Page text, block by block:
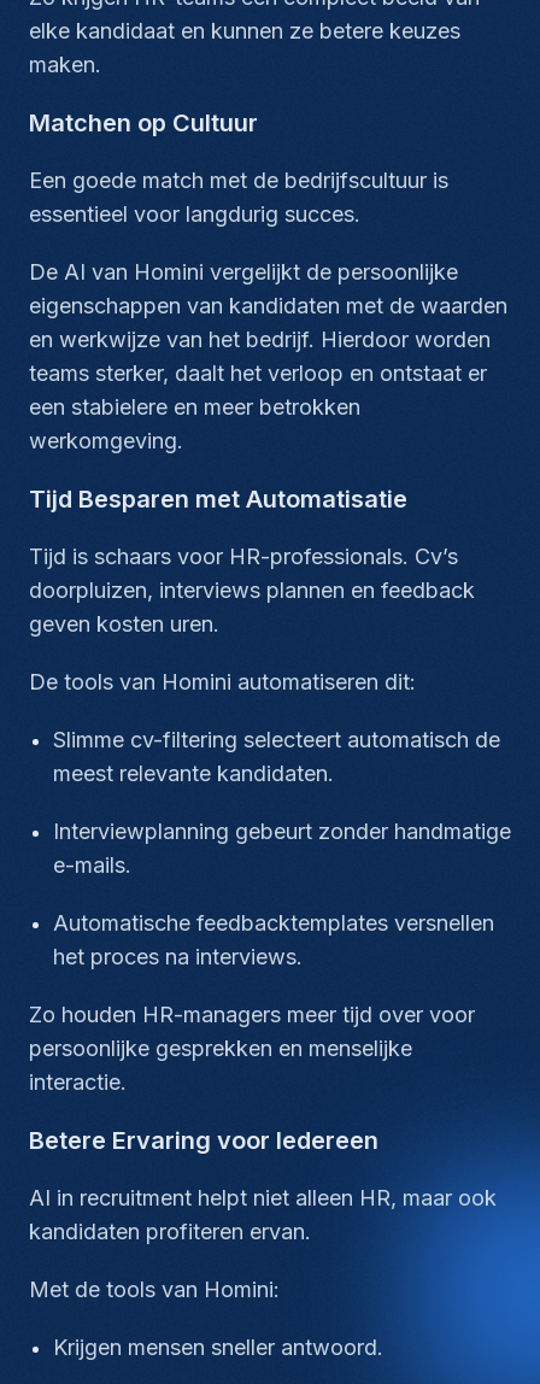
elke kandidaat en kunnen ze betere keuzes
maken.
Matchen op Cultuur
Een goede match met de bedrijfscultuur is
essentieel voor langdurig succes.
De AI van Homini vergelijkt de persoonlijke
eigenschappen van kandidaten met de waarden
en werkwijze van het bedrijf. Hierdoor worden
teams sterker, daalt het verloop en ontstaat er
een stabielere en meer betrokken
werkomgeving.
Tijd Besparen met Automatisatie
Tijd is schaars voor HR-professionals. Cv’s
doorpluizen, interviews plannen en feedback
geven kosten uren.
De tools van Homini automatiseren dit:
Slimme cv-filtering selecteert automatisch de
meest relevante kandidaten.
Interviewplanning gebeurt zonder handmatige
e-mails.
Automatische feedbacktemplates versnellen
het proces na interviews.
Zo houden HR-managers meer tijd over voor
persoonlijke gesprekken en menselijke
interactie.
Betere Ervaring voor Iedereen
AI in recruitment helpt niet alleen HR, maar ook
kandidaten profiteren ervan.
Met de tools van Homini:
Krijgen mensen sneller antwoord.